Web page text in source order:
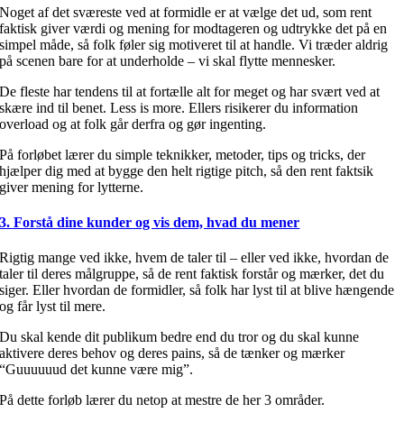
Noget af det sværeste ved at formidle er at vælge det ud, som rent
faktisk giver værdi og mening for modtageren og udtrykke det på en
simpel måde, så folk føler sig motiveret til at handle. Vi træder aldrig
på scenen bare for at underholde – vi skal flytte mennesker.
De fleste har tendens til at fortælle alt for meget og har svært ved at
skære ind til benet. Less is more. Ellers risikerer du information
overload og at folk går derfra og gør ingenting.
På forløbet lærer du simple teknikker, metoder, tips og tricks, der
hjælper dig med at bygge den helt rigtige pitch, så den rent faktsik
giver mening for lytterne.
3. Forstå dine kunder og vis dem, hvad du mener
Rigtig mange ved ikke, hvem de taler til – eller ved ikke, hvordan de
taler til deres målgruppe, så de rent faktisk forstår og mærker, det du
siger. Eller hvordan de formidler, så folk har lyst til at blive hængende
og får lyst til mere.
Du skal kende dit publikum bedre end du tror og du skal kunne
aktivere deres behov og deres pains, så de tænker og mærker
“Guuuuuud det kunne være mig”.
På dette forløb lærer du netop at mestre de her 3 områder.